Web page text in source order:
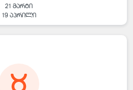
21 მარტი
19 აპრილი